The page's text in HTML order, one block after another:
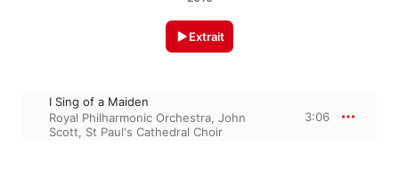
Extrait
I Sing of a Maiden
Royal Philharmonic Orchestra, John
Scott, St Paul's Cathedral Choir
3:06